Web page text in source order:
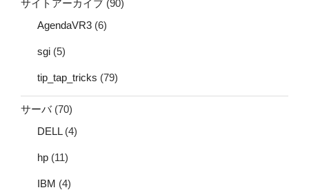
サイトアーカイブ (90)
AgendaVR3 (6)
sgi (5)
tip_tap_tricks (79)
サーバ(70)
DELL(4)
hp (11)
IBM (4)